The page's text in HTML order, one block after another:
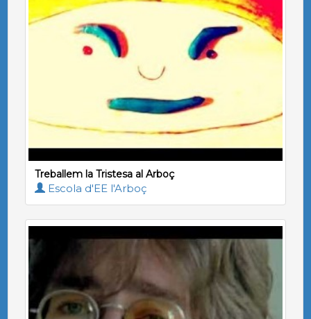
Treballem la Tristesa al Arboç
Escola d'EE l'Arboç